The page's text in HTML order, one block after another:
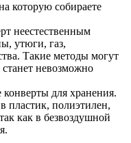
которую собираете
неестественным
утюги, газ,
Такие методы могут
невозможно
для хранения.
пластик, полиэтилен,
как в безвоздушной